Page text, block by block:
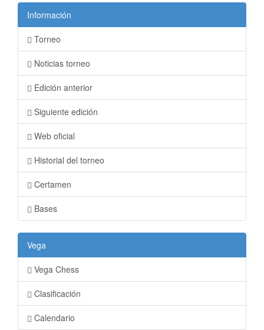
Información
Torneo
Noticias torneo
Edición anterior
Siguiente edición
Web oficial
Historial del torneo
Certamen
Bases
Vega
Vega Chess
Clasificación
Calendario